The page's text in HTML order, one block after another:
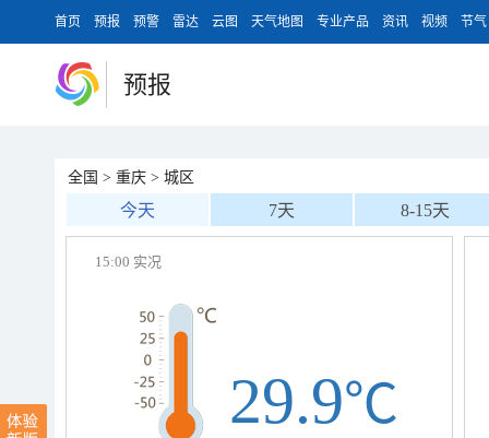
首页 预报 预警 雷达 云图 天气地图 专业产品 资讯 视频 节气
预报
全国 > 重庆 > 城区
今天 7天 8-15天
15:00 实况
29.9℃